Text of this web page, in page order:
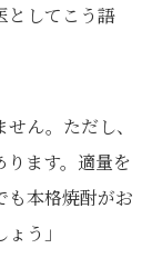
としてこう語
ん。ただし、
ます。適量を
も本格焼酎がお
う」